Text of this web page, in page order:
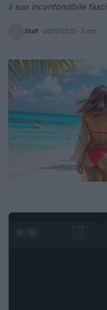
il suo inconfondibile
Staff · 06/12/2025 · 3 min
0:29 /